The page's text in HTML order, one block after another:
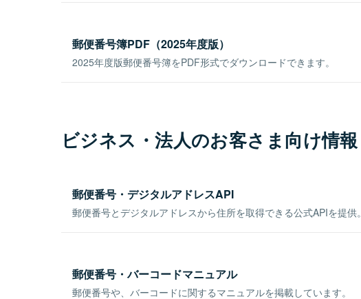
郵便番号簿PDF（2025年度版）
2025年度版郵便番号簿をPDF形式でダウンロードできます。
ビジネス・法人のお客さま向け情報
郵便番号・デジタルアドレスAPI
郵便番号とデジタルアドレスから住所を取得できる公式APIを提供。
郵便番号・バーコードマニュアル
郵便番号や、バーコードに関するマニュアルを掲載しています。